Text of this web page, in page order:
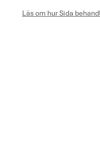
Läs om hur Sida